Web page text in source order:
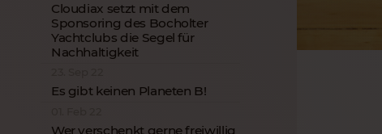
Cloudiax setzt mit dem
Sponsoring des Bocholter
Yachtclubs die Segel für
Nachhaltigkeit
Es gibt keinen Planeten B!
Wer verschenkt gerne freiwillig